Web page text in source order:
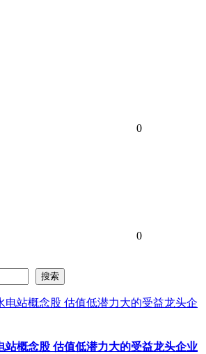
0
0
搜索
站概念股 估值低潜力大的受益龙头企业